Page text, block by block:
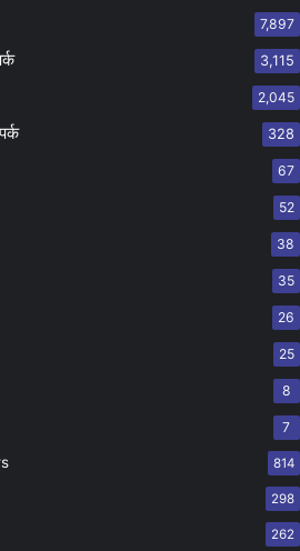
7,897
3,115
2,045
328
67
52
38
35
26
25
8
7
814
298
262